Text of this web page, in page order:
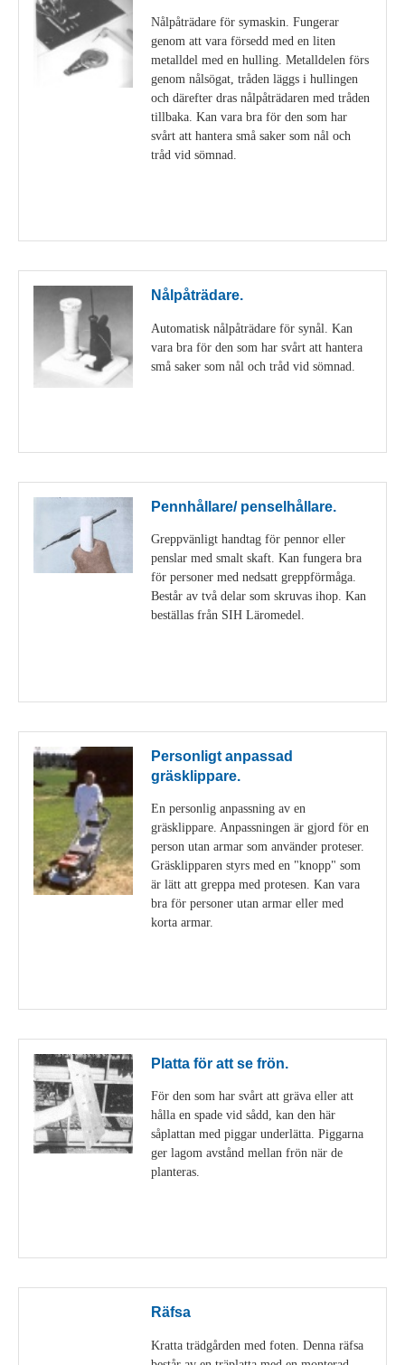
Nålpåträdare för symaskin. Fungerar
genom att vara försedd med en liten
metalldel med en hulling. Metalldelen förs
genom nålsögat, tråden läggs i hullingen
och därefter dras nålpåträdaren med tråden
tillbaka. Kan vara bra för den som har
svårt att hantera små saker som nål och
tråd vid sömnad.
Nålpåträdare.
Automatisk nålpåträdare för synål. Kan
vara bra för den som har svårt att hantera
små saker som nål och tråd vid sömnad.
Pennhållare/ penselhållare.
Greppvänligt handtag för pennor eller
penslar med smalt skaft. Kan fungera bra
för personer med nedsatt greppförmåga.
Består av två delar som skruvas ihop. Kan
beställas från SIH Läromedel.
Personligt anpassad
gräsklippare.
En personlig anpassning av en
gräsklippare. Anpassningen är gjord för en
person utan armar som använder proteser.
Gräsklipparen styrs med en "knopp" som
är lätt att greppa med protesen. Kan vara
bra för personer utan armar eller med
korta armar.
Platta för att se frön.
För den som har svårt att gräva eller att
hålla en spade vid sådd, kan den här
såplattan med piggar underlätta. Piggarna
ger lagom avstånd mellan frön när de
planteras.
Räfsa
Kratta trädgården med foten. Denna räfsa